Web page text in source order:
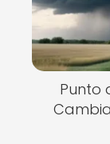
Punto